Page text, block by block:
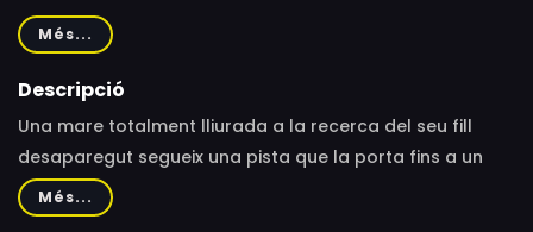
keun, Jeong Ae-hwa, Heo Dong-won, Jin Yoo-young, Kim
Jong-soo, Lee Hang-na, Kim Guk-hee, Jeong Joon-won,
Baek Joo-hee, Jung Hyung-suk, Jong Ho, Kim Tae-yul,
Més...
Descripció
Una mare totalment lliurada a la recerca del seu fill
desaparegut segueix una pista que la porta fins a un
poble pesquer on un oficial de policia corrupte podria
tenir les respostes a les seves preguntes.
Més...